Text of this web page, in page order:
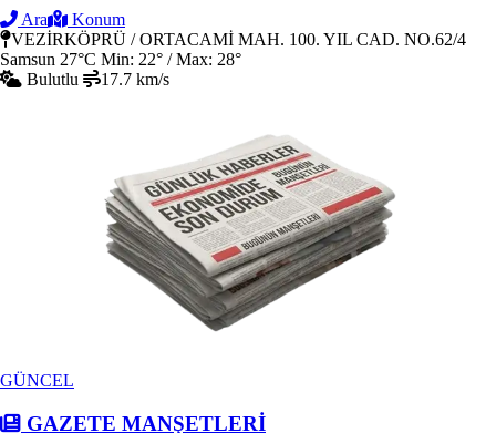
Ara
Konum
VEZİRKÖPRÜ / ORTACAMİ MAH. 100. YIL CAD. NO.62/4
Samsun 27°C Min: 22° / Max: 28°
Bulutlu
17.7 km/s
GÜNCEL
GAZETE MANŞETLERİ